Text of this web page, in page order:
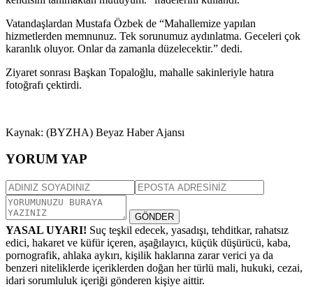
Vatandaşlardan Mustafa Özbek de “Mahallemize yapılan
hizmetlerden memnunuz. Tek sorunumuz aydınlatma. Geceleri çok
karanlık oluyor. Onlar da zamanla düzelecektir.” dedi.
Ziyaret sonrası Başkan Topaloğlu, mahalle sakinleriyle hatıra
fotoğrafı çektirdi.
Kaynak: (BYZHA) Beyaz Haber Ajansı
YORUM YAP
GÖNDER
YASAL UYARI! Suç teşkil edecek, yasadışı, tehditkar, rahatsız
edici, hakaret ve küfür içeren, aşağılayıcı, küçük düşürücü, kaba,
pornografik, ahlaka aykırı, kişilik haklarına zarar verici ya da
benzeri niteliklerde içeriklerden doğan her türlü mali, hukuki, cezai,
idari sorumluluk içeriği gönderen kişiye aittir.